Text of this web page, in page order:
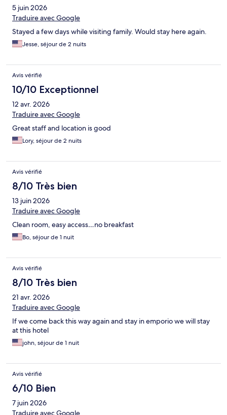
5 juin 2026
Traduire avec Google
Stayed a few days while visiting family. Would stay here again.
Jesse, séjour de 2 nuits
Avis vérifié
10/10 Exceptionnel
12 avr. 2026
Traduire avec Google
Great staff and location is good
Lory, séjour de 2 nuits
Avis vérifié
8/10 Très bien
13 juin 2026
Traduire avec Google
Clean room, easy access…no breakfast
Bo, séjour de 1 nuit
Avis vérifié
8/10 Très bien
21 avr. 2026
Traduire avec Google
If we come back this way again and stay in emporio we will stay
at this hotel
john, séjour de 1 nuit
Avis vérifié
6/10 Bien
7 juin 2026
Traduire avec Google